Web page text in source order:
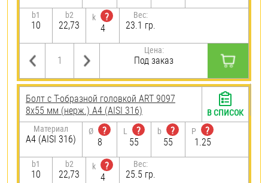
b1
10
b2
22,73
k
?
4
Вес:
23.1 гр.
Цена:
Под заказ
Болт с Т-образной головкой ART 9097
8х55 мм (нерж.) A4 (AISI 316)
Материал
A4 (AISI 316)
Ø
?
8
L
?
55
b
?
55
P
?
1.25
b1
10
b2
22,73
k
?
4
Вес:
25.5 гр.
В СПИСОК